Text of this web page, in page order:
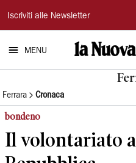
La
Nuova
Ferrara
Iscriviti alle Newsletter
MENU
Ferrara Cronaca
bondeno
Il volontariato